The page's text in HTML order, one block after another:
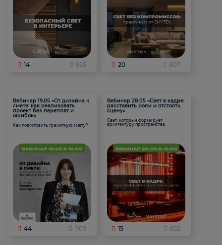
14 655 20 807
Вебинар 19.05 «От дизайна к
смете: как реализовать
проект без переплат и
ошибок»
Как подготовить грамотную смету?
44 1103
Вебинар 28.05 «Свет в кадре:
расставить роли и отстоять
сцену»
Свет, который формирует
архитектуру пространства.
15 652